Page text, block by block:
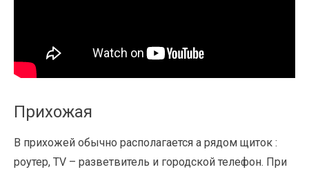
Прихожая
В прихожей обычно располагается а рядом щиток :
роутер, TV – разветвитель и городской телефон. При